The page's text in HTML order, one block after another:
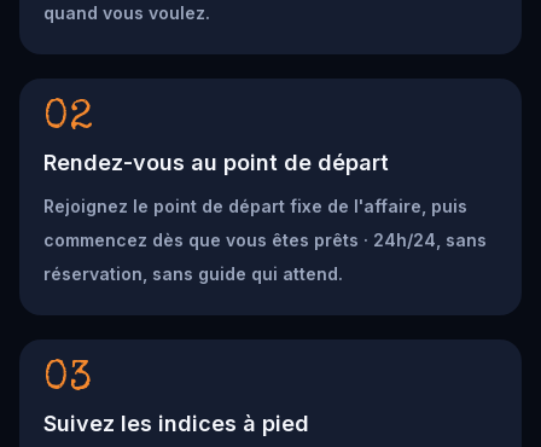
quand vous voulez.
02
Rendez-vous au point de départ
Rejoignez le point de départ fixe de l'affaire, puis
commencez dès que vous êtes prêts · 24h/24, sans
réservation, sans guide qui attend.
03
Suivez les indices à pied